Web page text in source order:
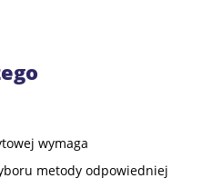
wymaga
metody odpowiedniej